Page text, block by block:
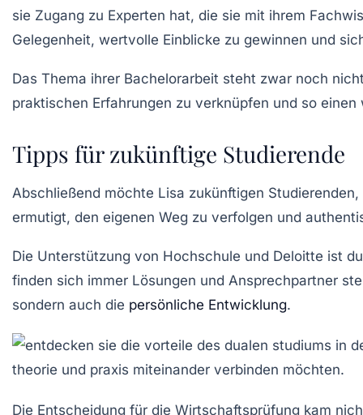
sie Zugang zu Experten hat, die sie mit ihrem
Gelegenheit, wertvolle Einblicke zu gewinnen und
Das Thema ihrer Bachelorarbeit steht zwar noch
praktischen Erfahrungen zu verknüpfen und so
Tipps für zukünftige Studierende
Abschließend möchte Lisa zukünftigen
ermutigt, den eigenen Weg zu verfolgen und
Die Unterstützung von Hochschule und Deloitte ist
finden sich immer Lösungen und Ansprechpartner
sondern auch die persönliche Entwicklung.
Die Entscheidung für die Wirtschaftsprüfung kam